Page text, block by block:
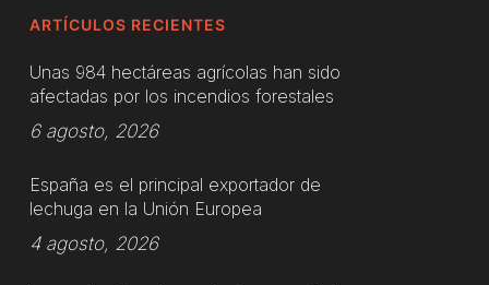
ARTÍCULOS RECIENTES
Unas 984 hectáreas agrícolas han sido
afectadas por los incendios forestales
6 agosto, 2026
España es el principal exportador de
lechuga en la Unión Europea
4 agosto, 2026